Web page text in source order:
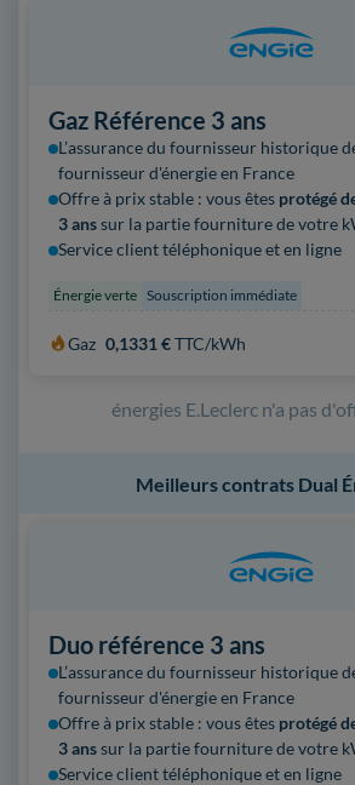
Gaz Référence 3 ans
L’assurance du fournisseur historique
fournisseur d'énergie en France
Offre à prix stable : vous êtes protégé
3 anssur la partie fourniture de votre
Service client téléphonique et en ligne
Énergie verte Souscription immédiate
Gaz 0,1331 €TTC/kWh
énergies E.Leclerc n'a pas
Duo référence 3 ans
L’assurance du fournisseur historique
fournisseur d'énergie en France
Offre à prix stable : vous êtes protégé
3 anssur la partie fourniture de votre
Service client téléphonique et en ligne
Meilleurs contrats Dual